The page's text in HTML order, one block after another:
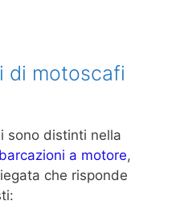
di motoscafi
sono distinti nella
a motore,
che risponde